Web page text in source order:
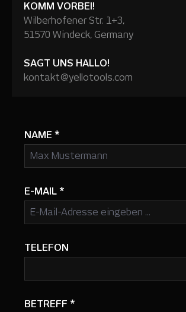
KOMM VORBEI!
Wilberhofener Str. 1+3,
51570 Windeck, Germany
SAGT UNS HALLO!
kontakt@yellotools.com
NAME *
E-MAIL *
TELEFON
BETREFF *